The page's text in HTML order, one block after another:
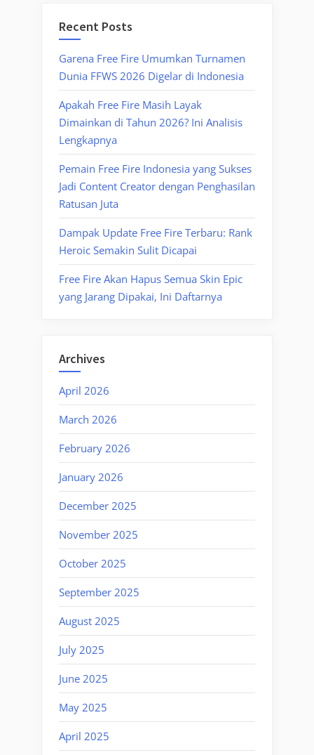
Recent Posts
Garena Free Fire Umumkan Turnamen
Dunia FFWS 2026 Digelar di Indonesia
Apakah Free Fire Masih Layak
Dimainkan di Tahun 2026? Ini Analisis
Lengkapnya
Pemain Free Fire Indonesia yang Sukses
Jadi Content Creator dengan Penghasilan
Ratusan Juta
Dampak Update Free Fire Terbaru: Rank
Heroic Semakin Sulit Dicapai
Free Fire Akan Hapus Semua Skin Epic
yang Jarang Dipakai, Ini Daftarnya
Archives
April 2026
March 2026
February 2026
January 2026
December 2025
November 2025
October 2025
September 2025
August 2025
July 2025
June 2025
May 2025
April 2025